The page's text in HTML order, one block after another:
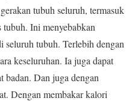
tubuh seluruh, termasuk
Ini menyebabkan
seluruh tubuh. Terlebih dengan
keseluruhan. Ia juga dapat
badan. Dan juga dengan
Dengan membakar kalori